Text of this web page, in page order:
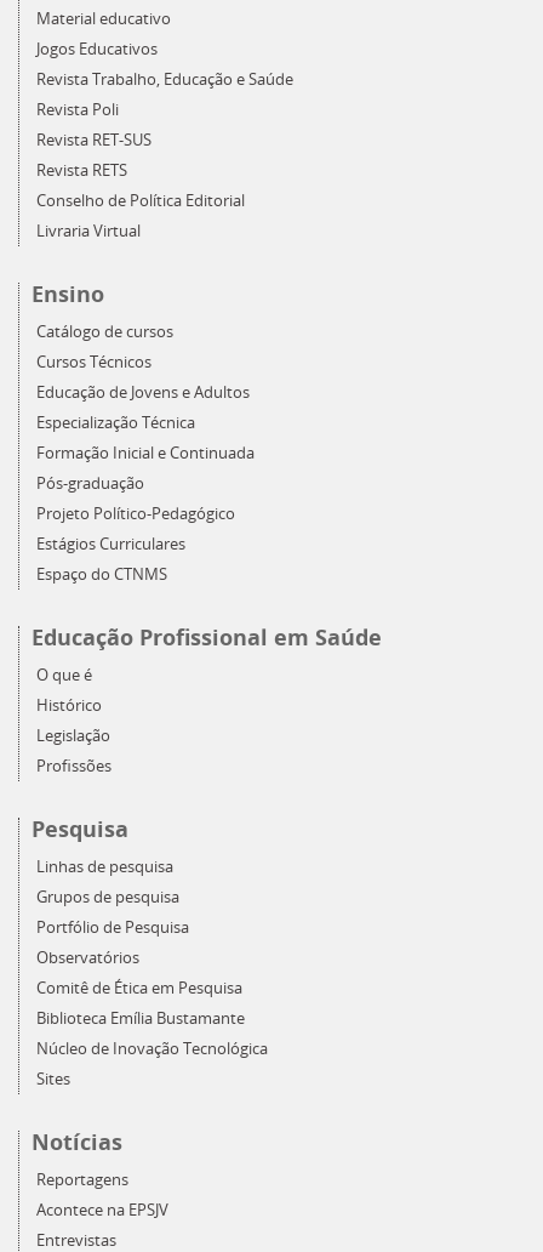
Material educativo
Jogos Educativos
Revista Trabalho, Educação e Saúde
Revista Poli
Revista RET-SUS
Revista RETS
Conselho de Política Editorial
Livraria Virtual
Ensino
Catálogo de cursos
Cursos Técnicos
Educação de Jovens e Adultos
Especialização Técnica
Formação Inicial e Continuada
Pós-graduação
Projeto Político-Pedagógico
Estágios Curriculares
Espaço do CTNMS
Educação Profissional em Saúde
O que é
Histórico
Legislação
Profissões
Pesquisa
Linhas de pesquisa
Grupos de pesquisa
Portfólio de Pesquisa
Observatórios
Comitê de Ética em Pesquisa
Biblioteca Emília Bustamante
Núcleo de Inovação Tecnológica
Sites
Notícias
Reportagens
Acontece na EPSJV
Entrevistas